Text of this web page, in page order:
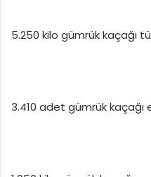
5.250 kilo gümrük kaçağı
3.410 adet gümrük